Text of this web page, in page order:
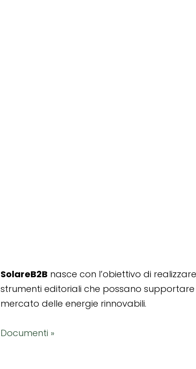
SolareB2B nasce con l’obiettivo di
strumenti editoriali che possano
mercato delle energie rinnovabili.
Documenti »